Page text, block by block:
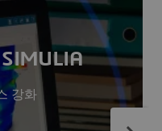
SIMULIA
강화